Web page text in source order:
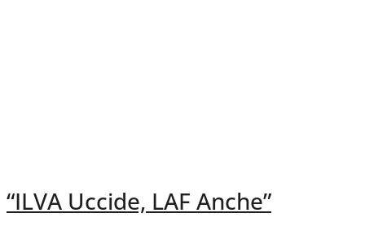
“ILVA Uccide, LAF Anche”